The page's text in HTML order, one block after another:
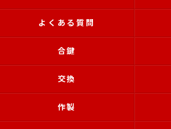
よくある質問
合鍵
交換
作製